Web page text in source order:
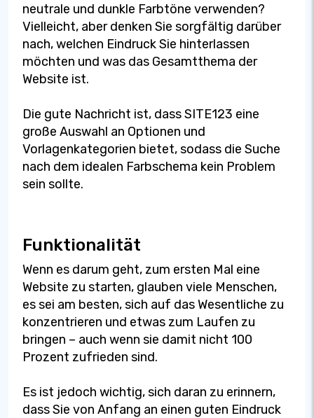
neutrale und dunkle Farbtöne verwenden?
Vielleicht, aber denken Sie sorgfältig darüber
nach, welchen Eindruck Sie hinterlassen
möchten und was das Gesamtthema der
Website ist.
Die gute Nachricht ist, dass SITE123 eine
große Auswahl an Optionen und
Vorlagenkategorien bietet, sodass die Suche
nach dem idealen Farbschema kein Problem
sein sollte.
Funktionalität
Wenn es darum geht, zum ersten Mal eine
Website zu starten, glauben viele Menschen,
es sei am besten, sich auf das Wesentliche zu
konzentrieren und etwas zum Laufen zu
bringen – auch wenn sie damit nicht 100
Prozent zufrieden sind.
Es ist jedoch wichtig, sich daran zu erinnern,
dass Sie von Anfang an einen guten Eindruck